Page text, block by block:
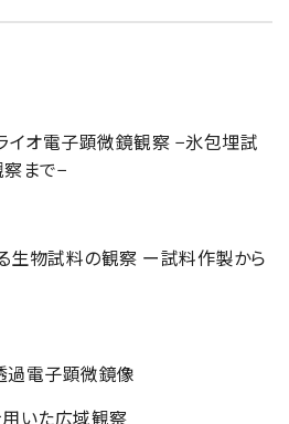
イオ電子顕微鏡観察 −氷包埋試
まで−
生物試料の観察 ー試料作製から
過電子顕微鏡像
いた広域観察